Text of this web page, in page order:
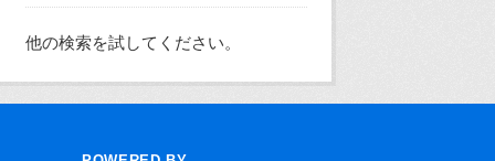
他の検索を試してください。